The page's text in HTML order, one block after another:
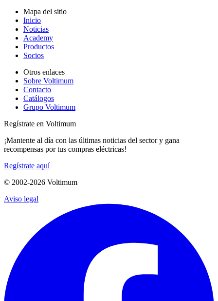
Mapa del sitio
Inicio
Noticias
Academy
Productos
Socios
Otros enlaces
Sobre Voltimum
Contacto
Catálogos
Grupo Voltimum
Regístrate en Voltimum
¡Mantente al día con las últimas noticias del sector y gana
recompensas por tus compras eléctricas!
Regístrate aquí
© 2002-2026 Voltimum
Aviso legal